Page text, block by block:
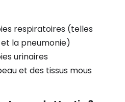
respiratoires (telles
la pneumonie)
urinaires
et des tissus mous